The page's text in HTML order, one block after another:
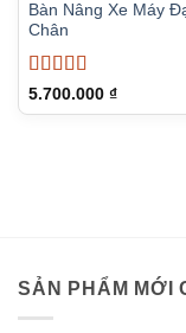
Bàn Nâng Xe Máy
Chân
Được xếp
hạng55 sao
5.700.000 ₫
SẢN PHẨM MỚI